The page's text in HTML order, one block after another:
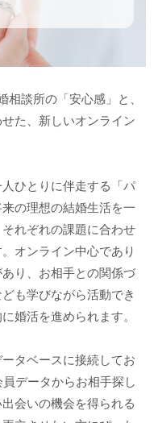
談所の「安心感」と、
た、新しいオンライン
ひとりに伴走する「パ
の理想の結婚生活を一
れぞれの課題に合わせ
オンライン中心であり
り、お相手との関係づ
も学びながら活動でき
婚活を進められます。
タベースに接続してお
データからお相手探し
会いの機会を得られる